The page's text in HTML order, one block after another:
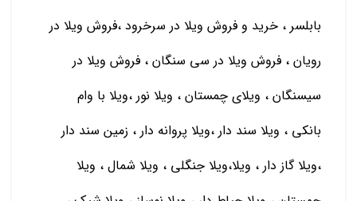
بابلسر ، خرید و فروش ویلا در سرخرود ،فروش ویلا در
رویان ، فروش ویلا در سی سنگان ، فروش ویلا در
سیسنگان ، ویلای چمستان ، ویلا نور ،ویلا با وام
بانکی ، ویلا سند دار ،ویلا پروانه دار ، زمین سند دار
،ویلا گاز دار ، ویلا،ویلا جنگلی ، ویلا شمال ، ویلا